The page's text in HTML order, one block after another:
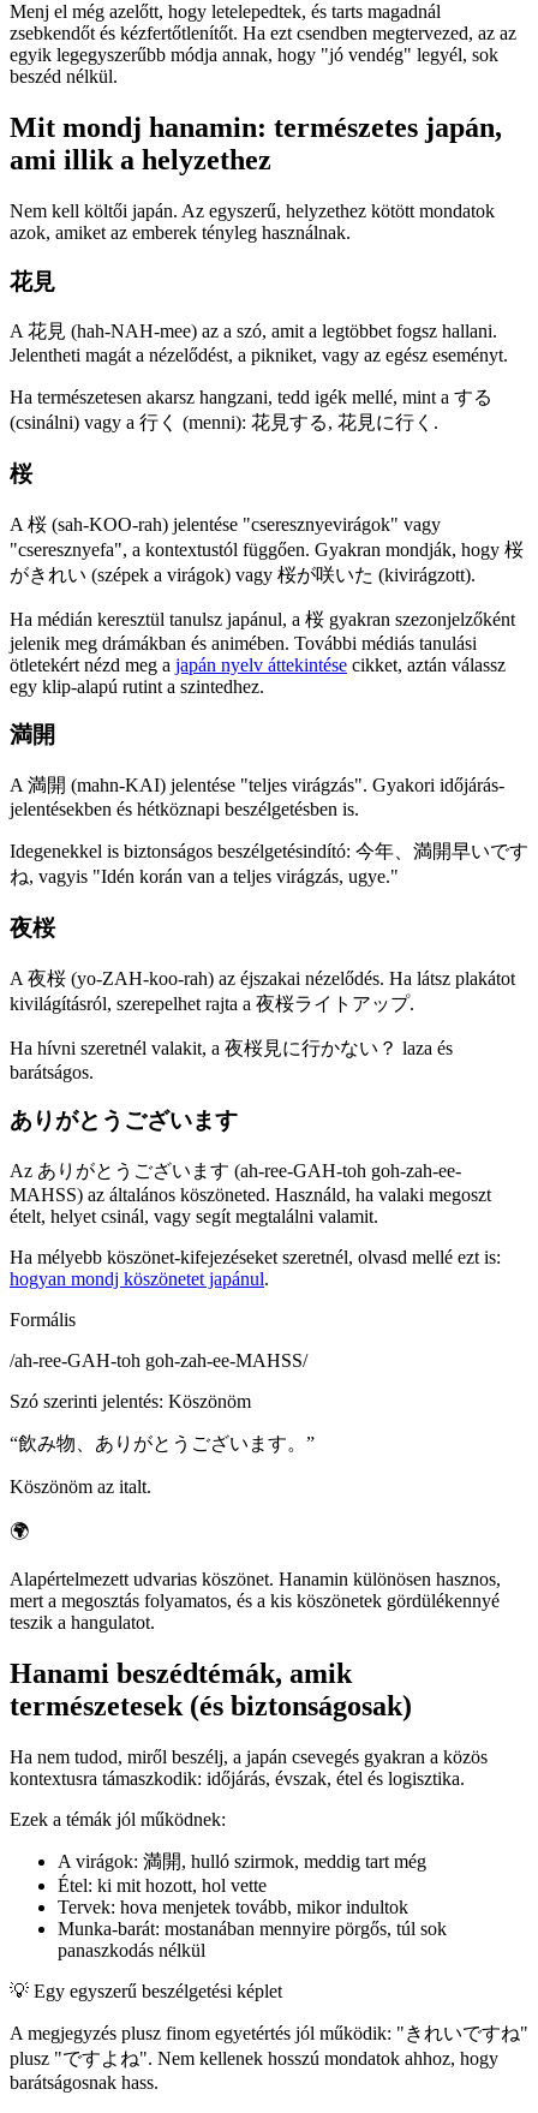
Menj el még azelőtt, hogy letelepedtek, és tarts magadnál
zsebkendőt és kézfertőtlenítőt. Ha ezt csendben megtervezed, az az
egyik legegyszerűbb módja annak, hogy "jó vendég" legyél, sok
beszéd nélkül.
Mit mondj hanamin: természetes japán,
ami illik a helyzethez
Nem kell költői japán. Az egyszerű, helyzethez kötött mondatok
azok, amiket az emberek tényleg használnak.
花見
A 花見 (hah-NAH-mee) az a szó, amit a legtöbbet fogsz hallani.
Jelentheti magát a nézelődést, a pikniket, vagy az egész eseményt.
Ha természetesen akarsz hangzani, tedd igék mellé, mint a する
(csinálni) vagy a 行く (menni): 花見する, 花見に行く.
桜
A 桜 (sah-KOO-rah) jelentése "cseresznyevirágok" vagy
"cseresznyefa", a kontextustól függően. Gyakran mondják, hogy 桜
がきれい (szépek a virágok) vagy 桜が咲いた (kivirágzott).
Ha médián keresztül tanulsz japánul, a 桜 gyakran szezonjelzőként
jelenik meg drámákban és animében. További médiás tanulási
ötletekért nézd meg a japán nyelv áttekintése cikket, aztán válassz
egy klip-alapú rutint a szintedhez.
満開
A 満開 (mahn-KAI) jelentése "teljes virágzás". Gyakori időjárás-
jelentésekben és hétköznapi beszélgetésben is.
Idegenekkel is biztonságos beszélgetésindító: 今年、満開早いです
ね, vagyis "Idén korán van a teljes virágzás, ugye."
夜桜
A 夜桜 (yo-ZAH-koo-rah) az éjszakai nézelődés. Ha látsz plakátot
kivilágításról, szerepelhet rajta a 夜桜ライトアップ.
Ha hívni szeretnél valakit, a 夜桜見に行かない？ laza és
barátságos.
ありがとうございます
Az ありがとうございます (ah-ree-GAH-toh goh-zah-ee-
MAHSS) az általános köszöneted. Használd, ha valaki megoszt
ételt, helyet csinál, vagy segít megtalálni valamit.
Ha mélyebb köszönet-kifejezéseket szeretnél, olvasd mellé ezt is:
hogyan mondj köszönetet japánul.
Formális
/ah-ree-GAH-toh goh-zah-ee-MAHSS/
Szó szerinti jelentés: Köszönöm
“飲み物、ありがとうございます。 ”
Köszönöm az italt.
🌍
Alapértelmezett udvarias köszönet. Hanamin különösen hasznos,
mert a megosztás folyamatos, és a kis köszönetek gördülékennyé
teszik a hangulatot.
Hanami beszédtémák, amik
természetesek (és biztonságosak)
Ha nem tudod, miről beszélj, a japán csevegés gyakran a közös
kontextusra támaszkodik: időjárás, évszak, étel és logisztika.
Ezek a témák jól működnek:
A virágok: 満開, hulló szirmok, meddig tart még
Étel: ki mit hozott, hol vette
Tervek: hova menjetek tovább, mikor indultok
Munka-barát: mostanában mennyire pörgős, túl sok
panaszkodás nélkül
💡 Egy egyszerű beszélgetési képlet
A megjegyzés plusz finom egyetértés jól működik: "きれいですね"
plusz "ですよね". Nem kellenek hosszú mondatok ahhoz, hogy
barátságosnak hass.